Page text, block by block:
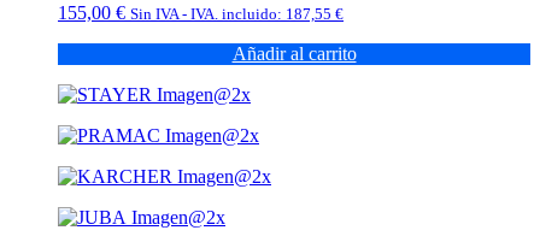
155,00 € Sin IVA - IVA. incluido: 187,55 €
Añadir al carrito